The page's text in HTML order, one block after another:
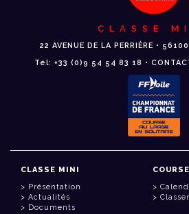
CLASSE
22 AVENUE DE LA PERRIÈRE •
Tél: +33 (0)9 54 54 83 18 •
CLASSE MINI
Présentation
Actualités
Documents